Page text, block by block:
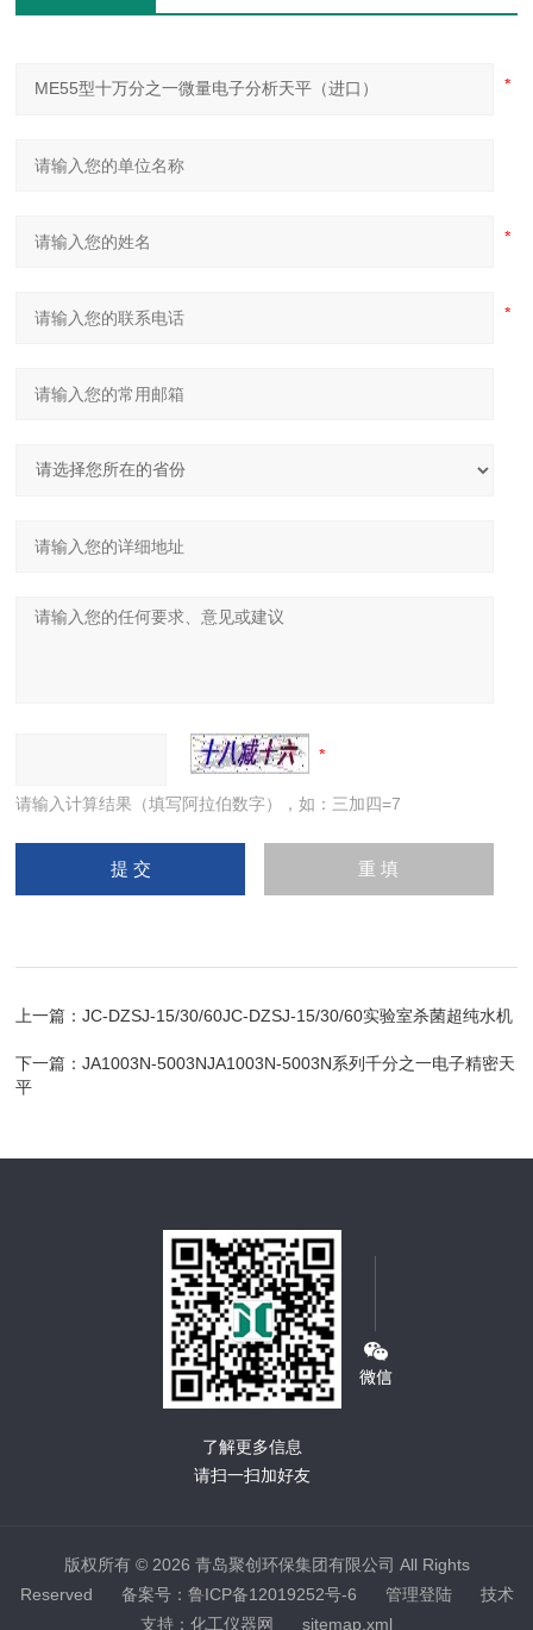
请输入计算结果（填写阿拉伯数字），如：三加四=7
上一篇：JC-DZSJ-15/30/60JC-DZSJ-15/30/60实验室杀菌超纯水机
下一篇：JA1003N-5003NJA1003N-5003N系列千分之一电子精密天
平
了解更多信息
请扫一扫加好友
版权所有 © 2026 青岛聚创环保集团有限公司 All Rights
Reserved 备案号：鲁ICP备12019252号-6 管理登陆技术
支持： 化工仪器网 sitemap.xml